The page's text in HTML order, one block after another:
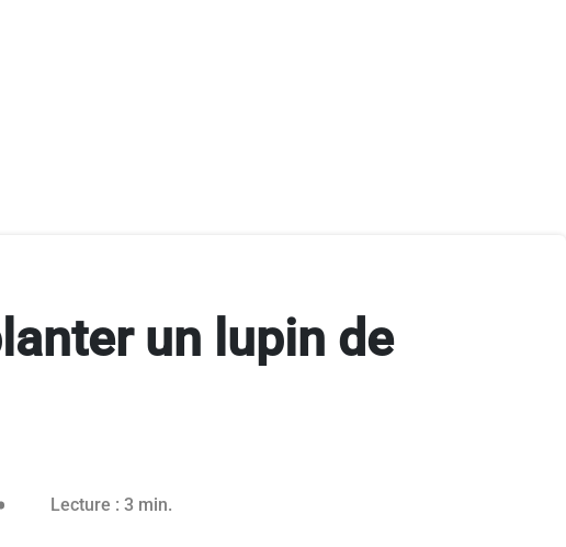
un lupin de
février 2023
Lecture : 3 min.